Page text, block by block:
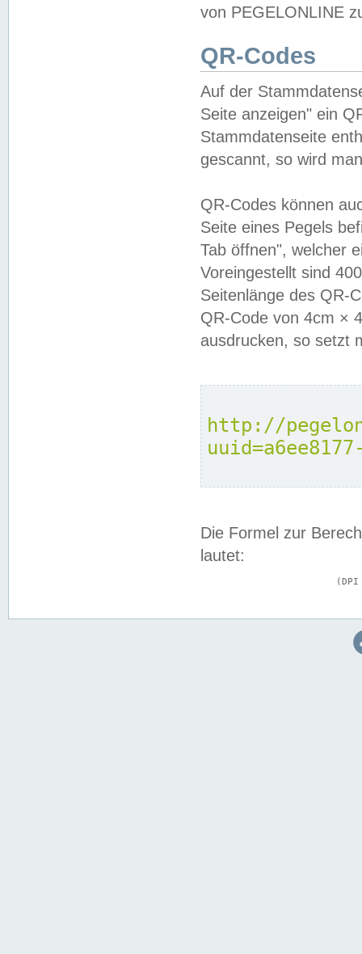
von PEGELONLINE
QR-Codes
Auf der
Seite anzeigen" ein
Stammdatenseite
gescannt, so wird
QR-Codes können
Seite eines Pegels
Tab öffnen", welcher
Voreingestellt sind
Seitenlänge des QR-
QR-Code von 4cm ×
ausdrucken, so setzt
http://
Die Formel zur
lautet: